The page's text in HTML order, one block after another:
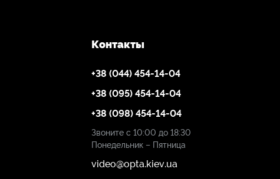
Контакты
+38 (044) 454-14-04
+38 (095) 454-14-04
+38 (098) 454-14-04
Звоните с 10:00 до 18:30
Понедельник – Пятница
video@opta.kiev.ua